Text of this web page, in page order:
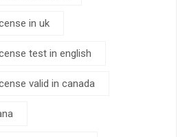
in uk
test in english
valid in canada